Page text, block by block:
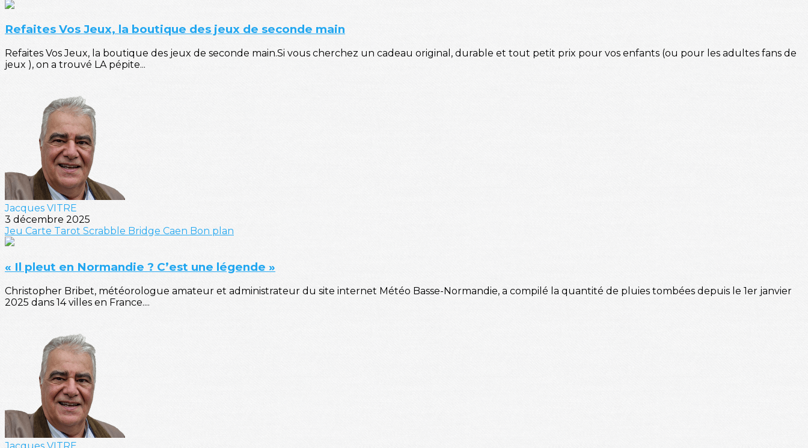
Refaites Vos Jeux, la boutique des jeux de seconde main
Refaites Vos Jeux, la boutique des jeux de seconde main.Si vous cherchez un cadeau original, durable et tout petit prix pour vos enfants (ou pour les adultes fans de
jeux ), on a trouvé LA pépite...
Jacques VITRE
3 décembre 2025
Jeu Carte Tarot Scrabble Bridge Caen Bon plan
« Il pleut en Normandie ? C’est une légende »
Christopher Bribet, météorologue amateur et administrateur du site internet Météo Basse-Normandie, a compilé la quantité de pluies tombées depuis le 1er janvier
2025 dans 14 villes en France....
Jacques VITRE